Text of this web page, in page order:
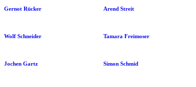
Gernot Rücker Arend Streit
Wolf Schneider Tamara Freimoser
Jochen Gartz Simon Schmid